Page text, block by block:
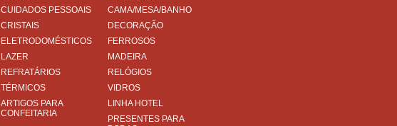
CUIDADOS PESSOAIS
CAMA/MESA/BANHO
CRISTAIS
DECORAÇÃO
ELETRODOMÉSTICOS
FERROSOS
LAZER
MADEIRA
REFRATÁRIOS
RELÓGIOS
TÉRMICOS
VIDROS
ARTIGOS PARA
CONFEITARIA
LINHA HOTEL
PRESENTES PARA